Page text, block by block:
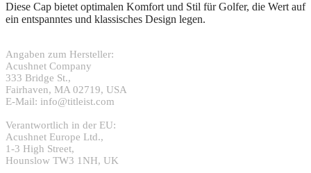
Diese Cap bietet optimalen Komfort und Stil für Golfer, die Wert auf
ein entspanntes und klassisches Design legen.
Angaben zum Hersteller:
Acushnet Company
333 Bridge St.,
Fairhaven, MA 02719, USA
E-Mail: info@titleist.com
Verantwortlich in der EU:
Acushnet Europe Ltd.,
1-3 High Street,
Hounslow TW3 1NH, UK